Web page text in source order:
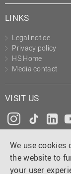
We use cookies
the website to
your user
Studium und
Transfer- und
LINKS
Legal notice
Privacy policy
HS Home
Media contact
VISIT US